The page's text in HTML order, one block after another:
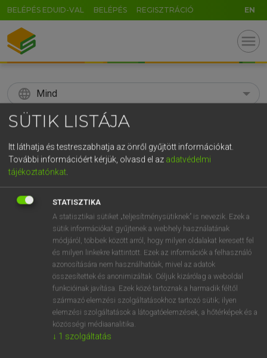
BELÉPÉS EDUID-VAL BELÉPÉS REGISZTRÁCIÓ EN
menu
language Mind
search
KERESÉS
Díjmentes angol szótár
snow-capped mn hófedte
⚲ snow-cappedkeresése szótárainkban
DÍJMENTES ANGOL SZÓTÁR
SÜTIK LISTÁJA
Itt láthatja és testreszabhatja az önről gyűjtött információkat.
További információért kérjük, olvasd el az adatvédelmi
tájékoztatónkat
STATISZTIKA
A statisztikai sütiket „teljesítménysütiknek” is nevezik. Ezek a
sütik információkat gyűjtenek a webhely használatának
módjáról, többek között arról, hogy milyen oldalakat keresett fel
és milyen linkekre kattintott. Ezek az információk a felhasználó
azonosítására nem használhatóak, mivel az adatok
összesítettek és anonimizáltak. Céljuk kizárólag a weboldal
funkcióinak javítása. Ezek közé tartoznak a harmadik féltől
származó elemzési szolgáltatásokhoz tartozó sütik; ilyen
elemzési szolgáltatások a látogatóelemzések, a hőtérképek és a
közösségi médiaanalitika.
↓ 1 szolgáltatás
GR
5 6 7 8 9 ö ü ó
r t z u i o p ő ú
k l ű
n m , . AltGr